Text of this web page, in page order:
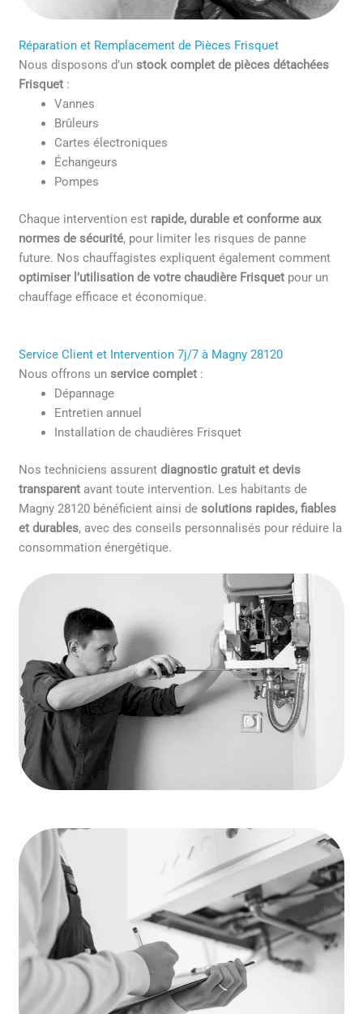
Réparation et Remplacement de Pièces Frisquet
Nous disposons d’unstock complet de pièces détachées
Frisquet :
Vannes
Brûleurs
Cartes électroniques
Échangeurs
Pompes
Chaque intervention est rapide, durable et conforme aux
normes de sécurité, pour limiter les risques de panne
future. Nos chauffagistes expliquent également comment
optimiser l’utilisation de votre chaudière Frisquet pour un
chauffage efficace et économique.
Service Client et Intervention 7j/7 à Magny 28120
Nous offrons unservice complet :
Dépannage
Entretien annuel
Installation de chaudières Frisquet
Nos techniciens assurentdiagnostic gratuit et devis
transparent avant toute intervention. Les habitants de
Magny 28120 bénéficient ainsi desolutions rapides, fiables
et durables, avec des conseils personnalisés pour réduire la
consommation énergétique.